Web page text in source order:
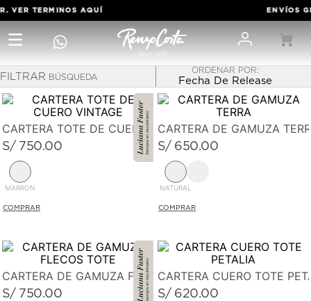
VER TERMINOSAQUÍ ENVÍOS
TOTES
Descubre ese detalle que la convertirá en tu cartera de
cuero favorita.
Fecha De Release
FILTRAR
CARTERA TOTE DE CUERO VINTAGE
S/ 750.00
MARRON
CARTERA DE GAMUZA
S/ 650.00
NATURAL
CARTERA DE GAMUZA FLECOS TOTE
S/ 750.00
CARTERA CUERO TOTE
S/ 620.00